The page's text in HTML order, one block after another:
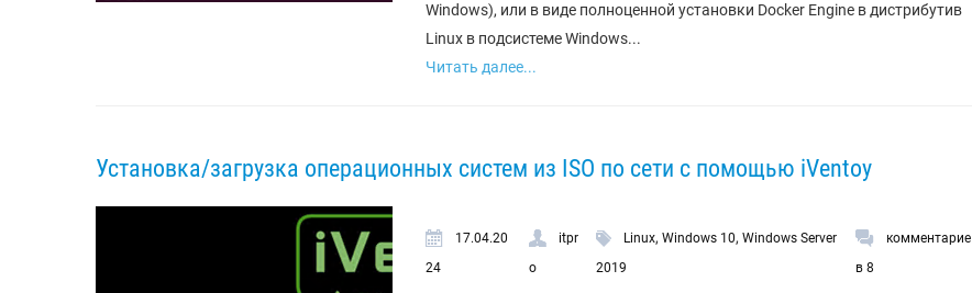
Windows), или в виде полноценной установки Docker Engine в дистрибутив
Linux в подсистеме Windows...
Читать далее...
Установка/загрузка операционных систем из ISO по сети с помощью iVentoy
17.04.20
24
itpr
o
Linux, Windows 10, Windows Server
2019
комментарие
в 8